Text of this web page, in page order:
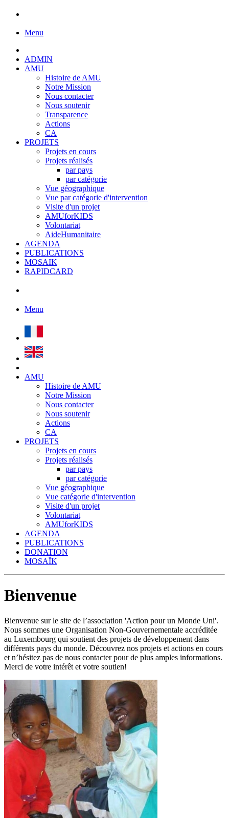
Menu
ADMIN
AMU
Histoire de AMU
Notre Mission
Nous contacter
Nous soutenir
Transparence
Actions
CA
PROJETS
Projets en cours
Projets réalisés
par pays
par catégorie
Vue géographique
Vue par catégorie d'intervention
Visite d'un projet
AMUforKIDS
Volontariat
AideHumanitaire
AGENDA
PUBLICATIONS
MOSAIK
RAPIDCARD
Menu
AMU
Histoire de AMU
Notre Mission
Nous contacter
Nous soutenir
Actions
CA
PROJETS
Projets en cours
Projets réalisés
par pays
par catégorie
Vue géographique
Vue catégorie d'intervention
Visite d'un projet
Volontariat
AMUforKIDS
AGENDA
PUBLICATIONS
DONATION
MOSAÏK
Bienvenue
Bienvenue sur le site de l’association 'Action pour un Monde Uni'.
Nous sommes une Organisation Non-Gouvernementale accréditée
au Luxembourg qui soutient des projets de développement dans
différents pays du monde. Découvrez nos projets et actions en cours
et n’hésitez pas de nous contacter pour de plus amples informations.
Merci de votre intérêt et votre soutien!